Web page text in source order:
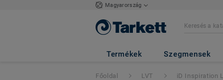
Magyarország
Termékek Szegmensek
iD Inspiration
Főoldal LVT iD Inspiration